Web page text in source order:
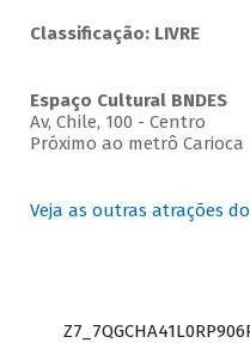
Classificação: LIVRE
Espaço Cultural BNDES
Av, Chile, 100 - Centro
Próximo ao metrô Carioca
Veja as outras atrações